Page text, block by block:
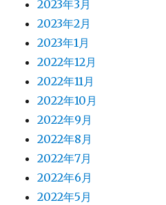
2023年3月
2023年2月
2023年1月
2022年12月
2022年11月
2022年10月
2022年9月
2022年8月
2022年7月
2022年6月
2022年5月